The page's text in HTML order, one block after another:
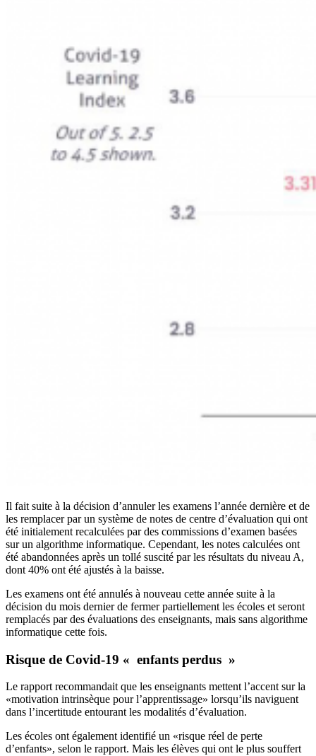
Il fait suite à la décision d’annuler les examens l’année dernière et de
les remplacer par un système de notes de centre d’évaluation qui ont
été initialement recalculées par des commissions d’examen basées
sur un algorithme informatique. Cependant, les notes calculées ont
été abandonnées après un tollé suscité par les résultats du niveau A,
dont 40% ont été ajustés à la baisse.
Les examens ont été annulés à nouveau cette année suite à la
décision du mois dernier de fermer partiellement les écoles et seront
remplacés par des évaluations des enseignants, mais sans algorithme
informatique cette fois.
Risque de Covid-19 « enfants perdus »
Le rapport recommandait que les enseignants mettent l’accent sur la
«motivation intrinsèque pour l’apprentissage» lorsqu’ils naviguent
dans l’incertitude entourant les modalités d’évaluation.
Les écoles ont également identifié un «risque réel de perte
d’enfants», selon le rapport. Mais les élèves qui ont le plus souffert